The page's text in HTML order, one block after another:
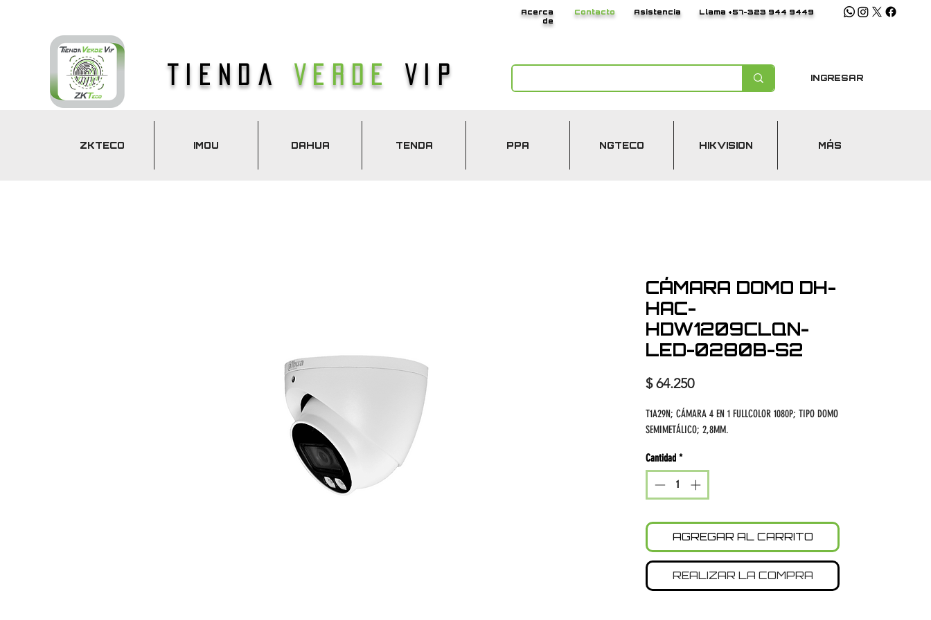
Acerca
de
Contacto Asistencia Llama +57-323 944 9449
TiendaVerdeVip INGRESAR
ZKTECO IMOU DAHUA TENDA PPA NGTECO HIKVISION MÁS
CÁMARA DOMO DH-
HAC-
HDW1209CLQN-
LED-0280B-S2
$ 64.250Precio
T1A29N; CÁMARA 4 EN 1 FULLCOLOR 1080P; TIPO DOMO
SEMIMETÁLICO; 2,8MM.
Cantidad *
AGREGAR AL CARRITO
REALIZAR LA COMPRA